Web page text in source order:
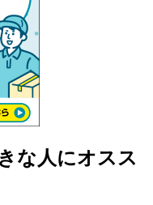
な人にオスス